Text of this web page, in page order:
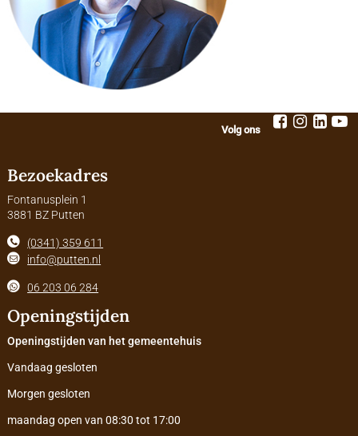
Volg ons
Bezoekadres
Fontanusplein 1
3881 BZ Putten
(0341) 359 611
info@putten.nl
06 203 06 284
Openingstijden
Openingstijden van het gemeentehuis
Vandaag gesloten
Morgen gesloten
maandag open van 08:30 tot 17:00